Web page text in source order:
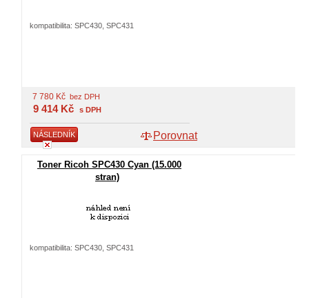
kompatibilita: SPC430, SPC431
7 780 Kč bez DPH
9 414 Kč s DPH
Porovnat
NÁSLEDNÍK
Toner Ricoh SPC430 Cyan (15.000
stran)
kompatibilita: SPC430, SPC431